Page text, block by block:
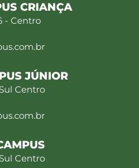
CRIANÇA
- Centro
JÚNIOR
Centro
Centro